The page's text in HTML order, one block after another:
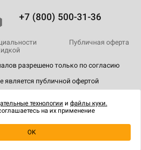
+7 (800) 500-31-36
разрешено только по согласию
является публичной офертой
Публичная оферта
технологии и файлы куки.
на их применение
OK